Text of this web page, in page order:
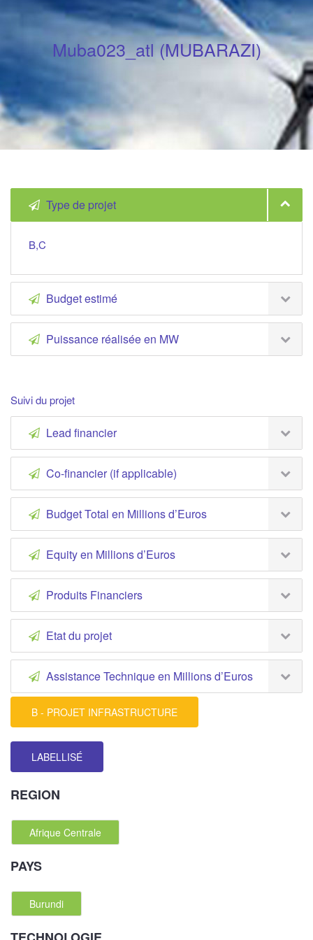
Muba023_atl (MUBARAZI)
Type de projet
B,C
Budget estimé
Puissance réalisée en MW
Suivi du projet
Lead financier
Co-financier (if applicable)
Budget Total en Millions d’Euros
Equity en Millions d’Euros
Produits Financiers
Etat du projet
Assistance Technique en Millions d’Euros
B - PROJET INFRASTRUCTURE
LABELLISÉ
REGION
Afrique Centrale
PAYS
Burundi